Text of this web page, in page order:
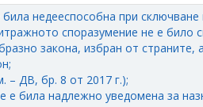
била недееспособна при
споразумение не е било
закона, избран от
– ДВ, бр. 8 от 2017 г.);
е била надлежно уведомена за